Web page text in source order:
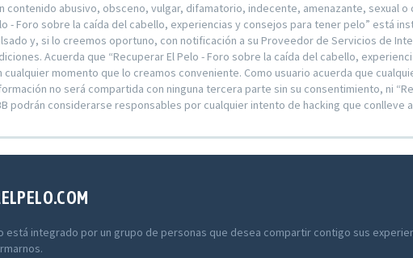
contenido abusivo, obsceno, vulgar, difamatorio, indecente, amenazante, sexual
- Foro sobre la caída del cabello, experiencias y consejos para tener pelo” está
y, si lo creemos oportuno, con notificación a su Proveedor de Servicios de
Acuerda que “Recuperar El Pelo - Foro sobre la caída del cabello,
momento que lo creamos conveniente. Como usuario acuerda que
no será compartida con ninguna tercera parte sin su consentimiento, ni
podrán considerarse responsables por cualquier intento de hacking que conlleve
está integrado por un grupo de personas que desea compartir contigo sus